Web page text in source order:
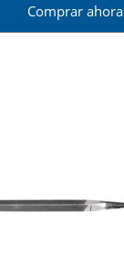
Comprar ahora